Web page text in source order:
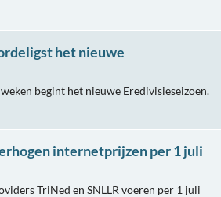
het nieuwe
begint het nieuwe Eredivisieseizoen.
internetprijzen per 1 juli
TriNed en SNLLR voeren per 1 juli